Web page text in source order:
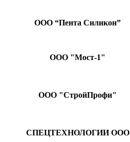
ООО “Пента Силикон”
ООО "Мост-1"
ООО "СтройПрофи"
СПЕЦТЕХНОЛОГИИ ООО